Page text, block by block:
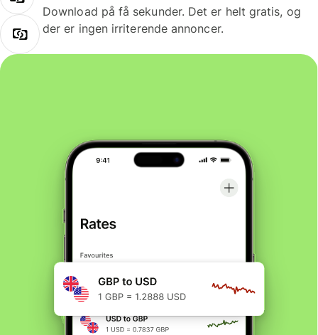
Download på få sekunder. Det er helt gratis, og
der er ingen irriterende annoncer.